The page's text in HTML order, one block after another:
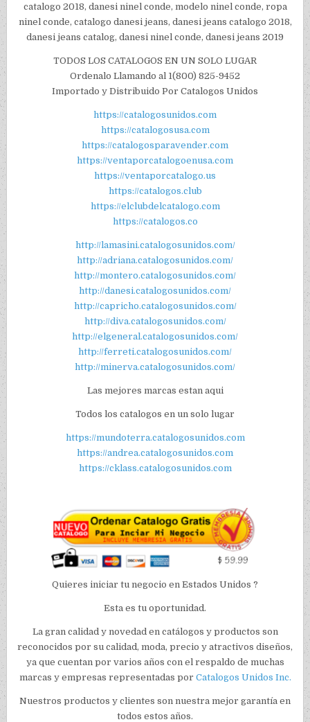
catalogo 2018, danesi ninel conde, modelo ninel conde, ropa
ninel conde, catalogo danesi jeans, danesi jeans catalogo 2018,
danesi jeans catalog, danesi ninel conde, danesi jeans 2019
TODOS LOS CATALOGOS EN UN SOLO LUGAR
Ordenalo Llamando al 1(800) 825-9452
Importado y Distribuido Por Catalogos Unidos
https://catalogosunidos.com
https://catalogosusa.com
https://catalogosparavender.com
https://ventaporcatalogoenusa.com
https://ventaporcatalogo.us
https://catalogos.club
https://elclubdelcatalogo.com
https://catalogos.co
http://lamasini.catalogosunidos.com/
http://adriana.catalogosunidos.com/
http://montero.catalogosunidos.com/
http://danesi.catalogosunidos.com/
http://capricho.catalogosunidos.com/
http://diva.catalogosunidos.com/
http://elgeneral.catalogosunidos.com/
http://ferreti.catalogosunidos.com/
http://minerva.catalogosunidos.com/
Las mejores marcas estan aqui
Todos los catalogos en un solo lugar
https://mundoterra.catalogosunidos.com
https://andrea.catalogosunidos.com
https://cklass.catalogosunidos.com
Quieres iniciar tu negocio en Estados Unidos ?
Esta es tu oportunidad.
La gran calidad y novedad en catálogos y productos son
reconocidos por su calidad, moda, precio y atractivos diseños,
ya que cuentan por varios años con el respaldo de muchas
marcas y empresas representadas por Catalogos Unidos Inc.
Nuestros productos y clientes son nuestra mejor garantía en
todos estos años.